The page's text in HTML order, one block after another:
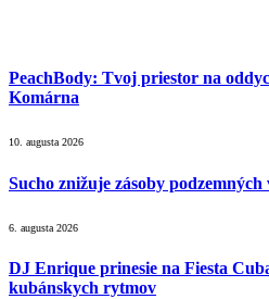
PeachBody: Tvoj priestor na
Komárna
10. augusta 2026
Sucho znižuje zásoby podzemných
6. augusta 2026
DJ Enrique prinesie na Fiesta
kubánskych rytmov